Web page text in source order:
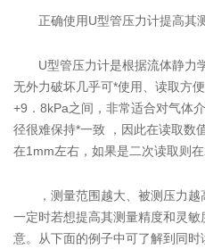
正确使用U型管压力计提高其
U型管压力计是根据流体静力学
无外力破坏几乎可*使用、读取方
+9．8kPa之间，非常适合对气体
径很难保持*一致 ，因此在读取数
在1mm左右，如果是二次读取则
，测量范围越大、被测压力越高
一定时若想提高其测量精度和灵
意。从下面的例子中可了解到同